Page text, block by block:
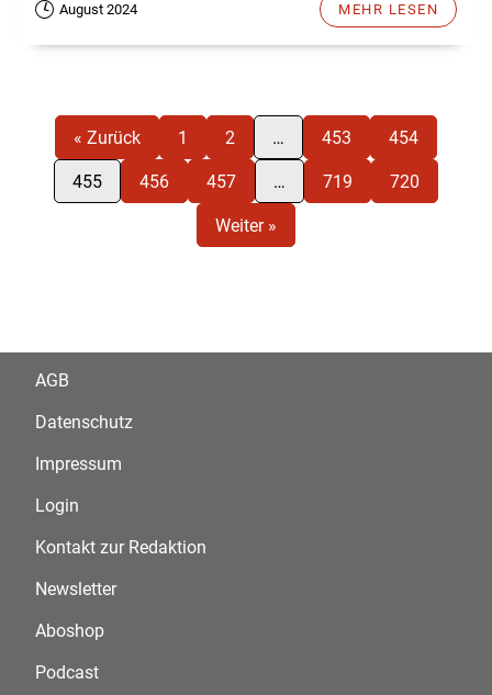
August 2024 MEHR LESEN
« Zurück 1 2 … 453 454
455 456 457 … 719 720
Weiter »
AGB
Datenschutz
Impressum
Login
Kontakt zur Redaktion
Newsletter
Aboshop
Podcast